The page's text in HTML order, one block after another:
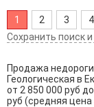
1 2 3 4
Сохранить поиск
Продажа
Геологическая в
от 2 850 000 руб
руб (средняя цена